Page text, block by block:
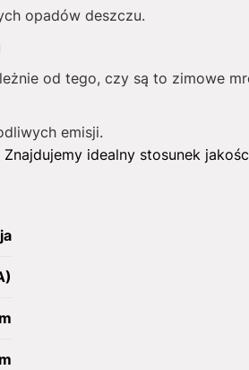
opadów deszczu.
od tego, czy są to zimowe
emisji.
Znajdujemy idealny stosunek